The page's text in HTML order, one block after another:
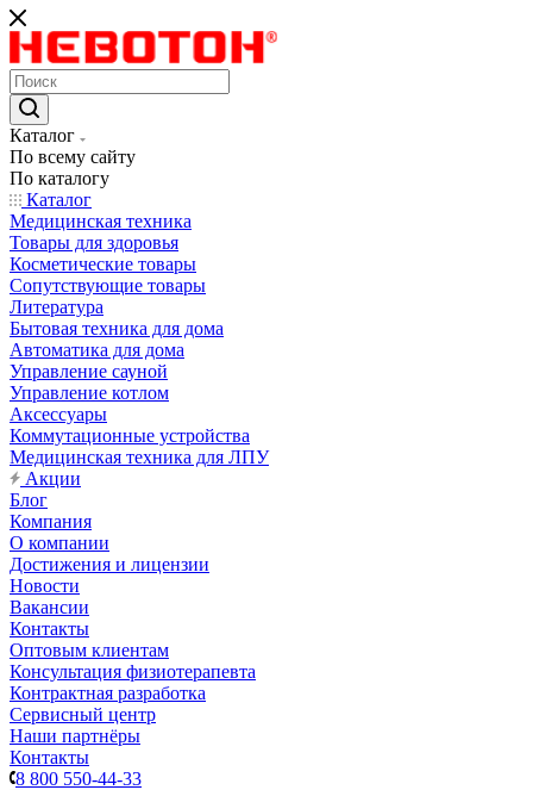
Каталог
По всему сайту
По каталогу
Каталог
Медицинская техника
Товары для здоровья
Косметические товары
Сопутствующие товары
Литература
Бытовая техника для дома
Автоматика для дома
Управление сауной
Управление котлом
Аксессуары
Коммутационные устройства
Медицинская техника для ЛПУ
Акции
Блог
Компания
О компании
Достижения и лицензии
Новости
Вакансии
Контакты
Оптовым клиентам
Консультация физиотерапевта
Контрактная разработка
Сервисный центр
Наши партнёры
Контакты
8 800 550-44-33